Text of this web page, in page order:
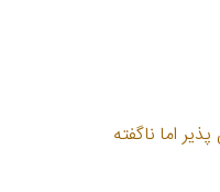
اما ناگفته